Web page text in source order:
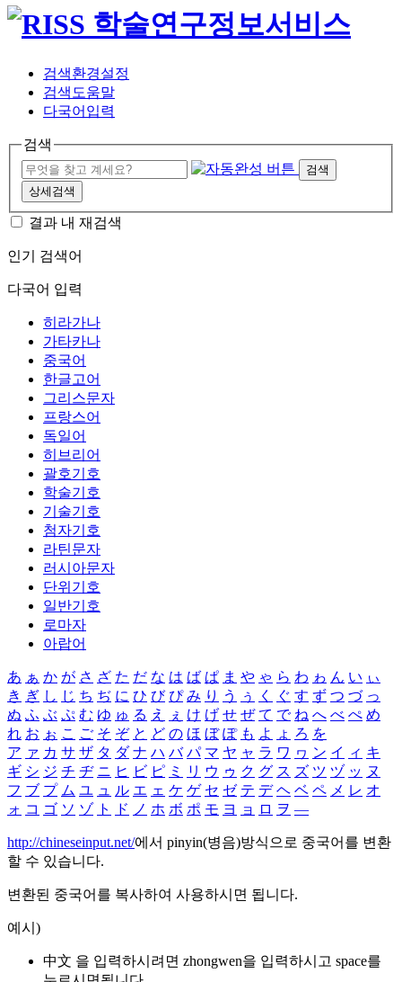
검색환경설정
검색도움말
다국어입력
검색
검색
상세검색
결과 내 재검색
인기 검색어
다국어 입력
히라가나
가타카나
중국어
한글고어
그리스문자
프랑스어
독일어
히브리어
괄호기호
학술기호
기술기호
첨자기호
라틴문자
러시아문자
단위기호
일반기호
로마자
아랍어
あ ぁ か が さ ざ た だ な は ば ぱ ま や ゃ ら わ ゎ ん い ぃ
き ぎ し じ ち ぢ に ひ び ぴ み り う ぅ く ぐ す ず つ づ っ
ぬ ふ ぶ ぷ む ゆ ゅ る え ぇ け げ せ ぜ て で ね へ べ ぺ め
れ お ぉ こ ご そ ぞ と ど の ほ ぼ ぽ も よ ょ ろ を
ア ァ カ サ ザ タ ダ ナ ハ バ パ マ ヤ ャ ラ ワ ヮ ン イ ィ キ
ギ シ ジ チ ヂ ニ ヒ ビ ピ ミ リ ウ ゥ ク グ ス ズ ツ ヅ ッ ヌ
フ ブ プ ム ユ ュ ル エ ェ ケ ゲ セ ゼ テ デ ヘ ベ ペ メ レ オ
ォ コ ゴ ソ ゾ ト ド ノ ホ ボ ポ モ ヨ ョ ロ ヲ ―
http://chineseinput.net/에서 pinyin(병음)방식으로 중국어를 변환
할 수 있습니다.
변환된 중국어를 복사하여 사용하시면 됩니다.
예시)
中文 을 입력하시려면 zhongwen을 입력하시고 space를